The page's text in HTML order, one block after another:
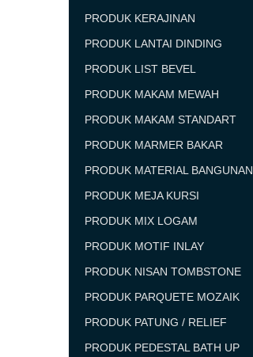
PRODUK KERAJINAN
PRODUK LANTAI DINDING
PRODUK LIST BEVEL
PRODUK MAKAM MEWAH
PRODUK MAKAM STANDART
PRODUK MARMER BAKAR
PRODUK MATERIAL BANGUNAN
PRODUK MEJA KURSI
PRODUK MIX LOGAM
PRODUK MOTIF INLAY
PRODUK NISAN TOMBSTONE
PRODUK PARQUETE MOZAIK
PRODUK PATUNG / RELIEF
PRODUK PEDESTAL BATH UP